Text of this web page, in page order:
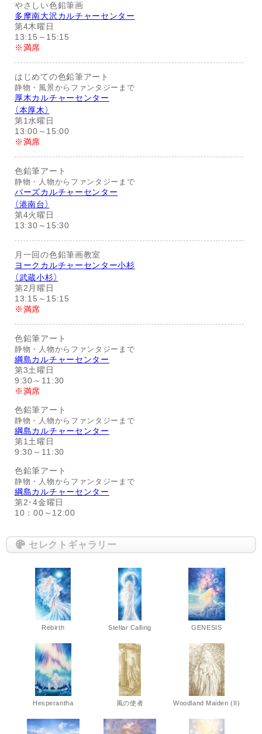
やさしい色鉛筆画
多摩南大沢カルチャーセンター
第4木曜日
13:15～15:15
※満席
はじめての色鉛筆アート
静物・風景からファンタジーまで
厚木カルチャーセンター
（本厚木）
第1水曜日
13:00～15:00
※満席
色鉛筆アート
静物・人物からファンタジーまで
バーズカルチャーセンター
（港南台）
第4火曜日
13:30～15:30
月一回の色鉛筆画教室
ヨークカルチャーセンター小杉
（武蔵小杉）
第2月曜日
13:15～15:15
※満席
色鉛筆アート
静物・人物からファンタジーまで
綱島カルチャーセンター
第3土曜日
9:30～11:30
※満席
色鉛筆アート
静物・人物からファンタジーまで
綱島カルチャーセンター
第1土曜日
9:30～11:30
色鉛筆アート
静物・人物からファンタジーまで
綱島カルチャーセンター
第2･4金曜日
10：00～12:00
セレクトギャラリー
Rebirth Stellar Calling GENESIS
Hesperantha 風の使者 Woodland Maiden (II)